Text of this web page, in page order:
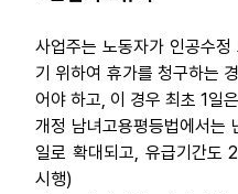
사업주는 노동자가 인공수
기 위하여 휴가를 청구하는
어야 하고, 이 경우 최초 1일
개정 남녀고용평등법에서는
일로 확대되고, 유급기간도
시행)